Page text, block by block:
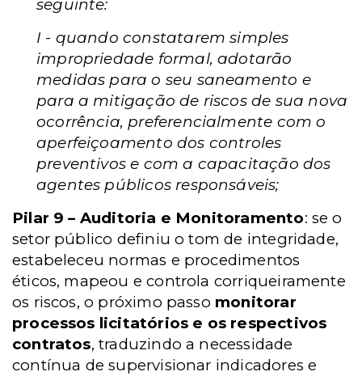
seguinte:
I - quando constatarem simples
impropriedade formal, adotarão
medidas para o seu saneamento e
para a mitigação de riscos de sua nova
ocorrência, preferencialmente com o
aperfeiçoamento dos controles
preventivos e com a capacitação dos
agentes públicos responsáveis;
Pilar 9 – Auditoria e Monitoramento: se o
setor público definiu o tom de integridade,
estabeleceu normas e procedimentos
éticos, mapeou e controla corriqueiramente
os riscos, o próximo passo monitorar
processos licitatórios e os respectivos
contratos, traduzindo a necessidade
contínua de supervisionar indicadores e